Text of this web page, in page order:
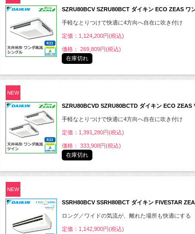
SZRU80BCV SZRU80BCT ダイキン ECO ZEAS ワ
手軽なとりつけで快適に4方向へ自在に吹き付け
定価：1,124,200円(税込)
価格： 269,809円(税込)
在庫切れ
NEW
SZRU80BCVD SZRU80BCTD ダイキン ECO
手軽なとりつけで快適に4方向へ自在に吹き付け
定価：1,391,280円(税込)
価格： 333,908円(税込)
在庫切れ
NEW
SSRH80BCV SSRH80BCT ダイキン FIVESTAR
ロング／ワイドの気流が、離れた場所も快適にする
定価：1,142,900円(税込)